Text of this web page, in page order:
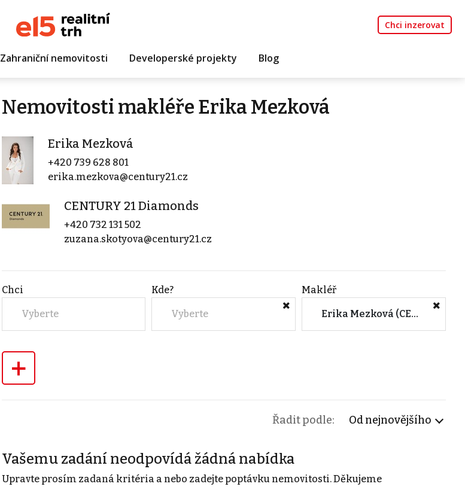
Chci inzerovat
Zahraniční nemovitosti Developerské projekty Blog
Nemovitosti makléře Erika Mezková
Erika Mezková
+420 739 628 801
erika.mezkova@century21.cz
CENTURY 21 Diamonds
+420 732 131 502
zuzana.skotyova@century21.cz
Chci
Vyberte
Kde?
Vyberte
Makléř
Erika Mezková (CENTURY 21 Diamonds)
+
Řadit podle: Od nejnovějšího
Vašemu zadání neodpovídá žádná nabídka
Upravte prosím zadaná kritéria a nebo zadejte poptávku nemovitosti. Děkujeme